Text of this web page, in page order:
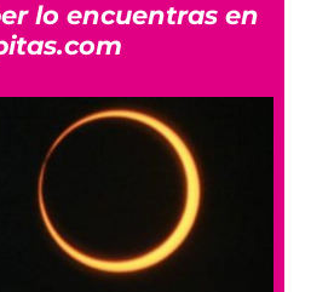
lo encuentras en